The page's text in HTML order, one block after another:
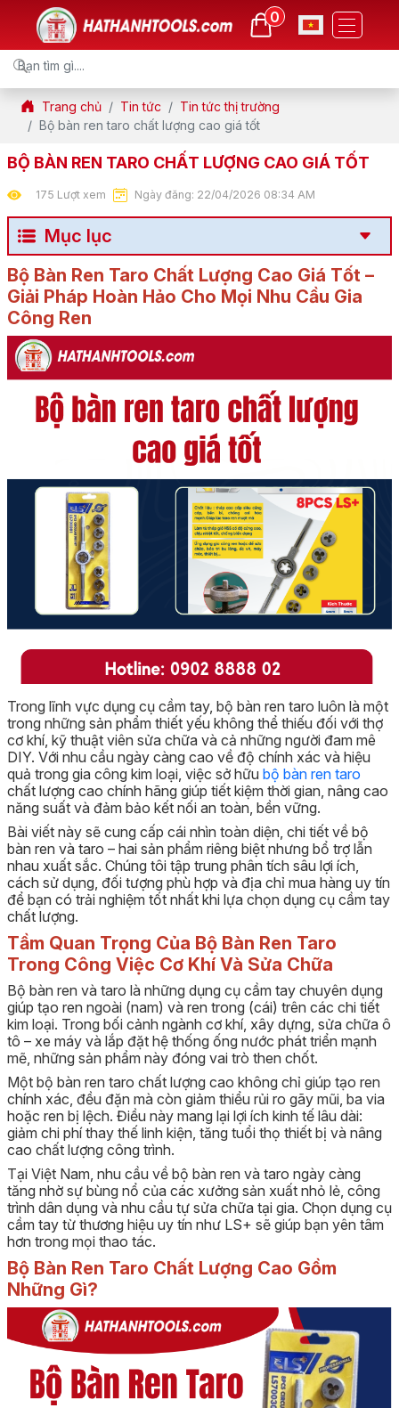
0
Trang chủ Tin tức
Tin tức thị trường
Bộ bàn ren taro chất lượng cao giá tốt
BỘ BÀN REN TARO CHẤT LƯỢNG CAO GIÁ TỐT
175 Lượt xem Ngày đăng: 22/04/2026 08:34 AM
Mục lục
Bộ Bàn Ren Taro Chất Lượng Cao Giá Tốt –
Giải Pháp Hoàn Hảo Cho Mọi Nhu Cầu Gia
Công Ren
Trong lĩnh vực dụng cụ cầm tay, bộ bàn ren taro luôn là một
trong những sản phẩm thiết yếu không thể thiếu đối với thợ
cơ khí, kỹ thuật viên sửa chữa và cả những người đam mê
DIY. Với nhu cầu ngày càng cao về độ chính xác và hiệu
quả trong gia công kim loại, việc sở hữu bộ bàn ren taro
chất lượng cao chính hãng giúp tiết kiệm thời gian, nâng cao
năng suất và đảm bảo kết nối an toàn, bền vững.
Bài viết này sẽ cung cấp cái nhìn toàn diện, chi tiết về bộ
bàn ren và taro – hai sản phẩm riêng biệt nhưng bổ trợ lẫn
nhau xuất sắc. Chúng tôi tập trung phân tích sâu lợi ích,
cách sử dụng, đối tượng phù hợp và địa chỉ mua hàng uy tín
để bạn có trải nghiệm tốt nhất khi lựa chọn dụng cụ cầm tay
chất lượng.
Tầm Quan Trọng Của Bộ Bàn Ren Taro
Trong Công Việc Cơ Khí Và Sửa Chữa
Bộ bàn ren và taro là những dụng cụ cầm tay chuyên dụng
giúp tạo ren ngoài (nam) và ren trong (cái) trên các chi tiết
kim loại. Trong bối cảnh ngành cơ khí, xây dựng, sửa chữa ô
tô – xe máy và lắp đặt hệ thống ống nước phát triển mạnh
mẽ, những sản phẩm này đóng vai trò then chốt.
Một bộ bàn ren taro chất lượng cao không chỉ giúp tạo ren
chính xác, đều đặn mà còn giảm thiểu rủi ro gãy mũi, ba via
hoặc ren bị lệch. Điều này mang lại lợi ích kinh tế lâu dài:
giảm chi phí thay thế linh kiện, tăng tuổi thọ thiết bị và nâng
cao chất lượng công trình.
Tại Việt Nam, nhu cầu về bộ bàn ren và taro ngày càng
tăng nhờ sự bùng nổ của các xưởng sản xuất nhỏ lẻ, công
trình dân dụng và nhu cầu tự sửa chữa tại gia. Chọn dụng cụ
cầm tay từ thương hiệu uy tín như LS+ sẽ giúp bạn yên tâm
hơn trong mọi thao tác.
Bộ Bàn Ren Taro Chất Lượng Cao Gồm
Những Gì?